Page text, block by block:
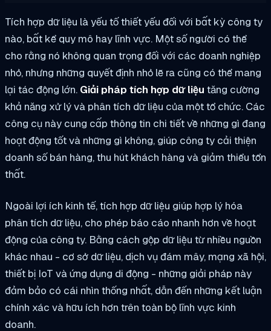
Tích hợp dữ liệu là yếu tố thiết yếu đối với bất kỳ công ty
nào, bất kể quy mô hay lĩnh vực. Một số người có thể
cho rằng nó không quan trọng đối với các doanh nghiệp
nhỏ, nhưng những quyết định nhỏ lẽ ra cũng có thể mang
lại tác động lớn. Giải pháp tích hợp dữ liệu tăng cường
khả năng xử lý và phân tích dữ liệu của một tổ chức. Các
công cụ này cung cấp thông tin chi tiết về những gì đang
hoạt động tốt và những gì không, giúp công ty cải thiện
doanh số bán hàng, thu hút khách hàng và giảm thiểu tổn
thất.
Ngoài lợi ích kinh tế, tích hợp dữ liệu giúp hợp lý hóa
phân tích dữ liệu, cho phép báo cáo nhanh hơn về hoạt
động của công ty. Bằng cách gộp dữ liệu từ nhiều nguồn
khác nhau - cơ sở dữ liệu, dịch vụ đám mây, mạng xã hội,
thiết bị IoT và ứng dụng di động - những giải pháp này
đảm bảo có cái nhìn thống nhất, dẫn đến những kết luận
chính xác và hữu ích hơn trên toàn bộ lĩnh vực kinh
doanh.